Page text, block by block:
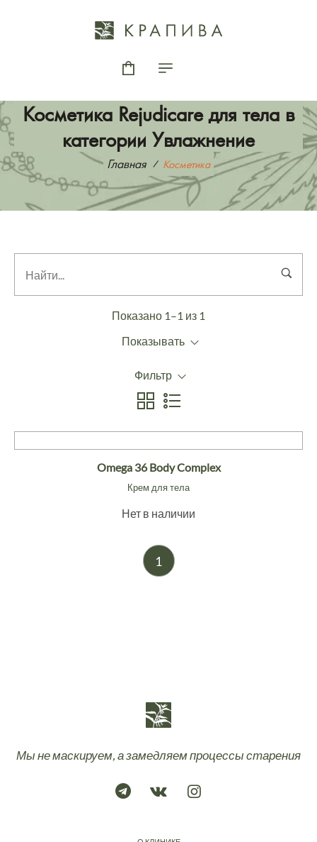
Косметика Rejudicare для тела в
категории Увлажнение
Главная Косметика
Показано 1–1 из 1
Показывать
Фильтр
Omega 36 Body Complex
Крем для тела
Нет в наличии
1
Мы не маскируем, а замедляем процессы старения